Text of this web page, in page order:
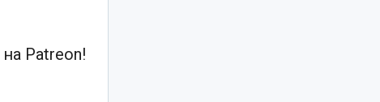
Patreon!